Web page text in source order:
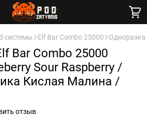
системы Elf Bar Combo 25000 Одноразка
Bar Combo 25000
Sour Raspberry /
Кислая Малина /
отзыв